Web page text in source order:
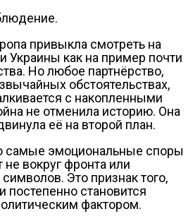
привыкла смотреть на
Украины как на пример почти
Но любое партнёрство,
обстоятельствах,
с накопленными
не отменила историю. Она
её на второй план.
самые эмоциональные споры
вокруг фронта или
Это признак того,
постепенно становится
фактором.